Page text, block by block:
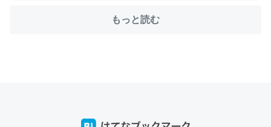
これ見て生きてるなって分かる。
ちょうど同じ理由でEcho Show 8を設定中でした。Prime
もっと読む